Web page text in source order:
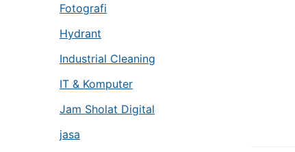
Fotografi
Hydrant
Industrial Cleaning
IT & Komputer
Jam Sholat Digital
jasa